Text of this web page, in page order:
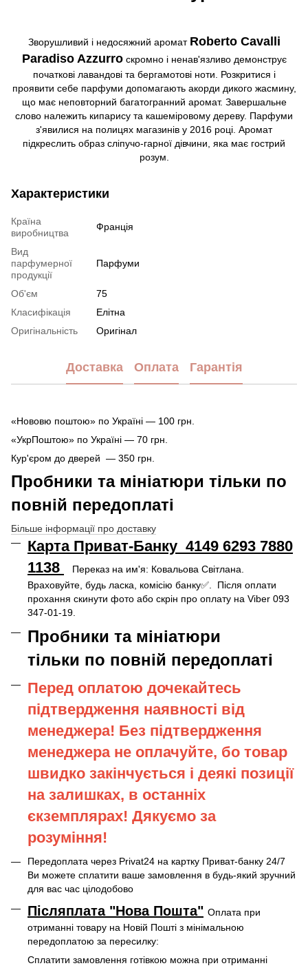
Зворушливий і недосяжний аромат Roberto Cavalli
Paradiso Azzurroскромно і ненав'язливо демонструє
початкові лавандові та бергамотові ноти. Розкритися і
проявити себе парфуми допомагають акорди дикого жасмину,
що має неповторний багатогранний аромат. Завершальне
слово належить кипарису та кашеміровому дереву. Парфуми
з'явилися на полицях магазинів у 2016 році. Аромат
підкреслить образ сліпучо-гарної дівчини, яка має гострий
розум.
Характеристики
Країна
виробництва
Франція
Вид
парфумерної
продукції
Парфуми
Об'єм
75
Класифікація
Елітна
Оригінальність
Оригінал
Доставка Оплата Гарантія
«Нововю поштою» по Україні — 100 грн.
«УкрПоштою» по Україні — 70 грн.
Кур'єром до дверей — 350 грн.
Пробники та мініатюри тільки по
повній передоплаті
Більше інформації про доставку
Карта Приват-Банку 4149 6293 7880
1138
Переказ на им'я: Ковальова Світлана.
Враховуйте, будь ласка, комісію банку✅. Після оплати
прохання скинути фото або скрін про оплату на Viber 093
347-01-19.
Пробники та мініатюри
тільки по повній передоплаті
Перед оплатою дочекайтесь
підтвердження наявності від
менеджера! Без підтвердження
менеджера не оплачуйте, бо товар
швидко закінчується і деякі позиції
на залишках, в останніх
єкземплярах! Дякуємо за
розуміння!
Передоплата через Privat24 на картку Приват-банку 24/7
Ви можете сплатити ваше замовлення в будь-який зручний
для вас час цілодобово
Післяплата "Нова Пошта" Оплата при
отриманні товару на Новій Пошті з мінімальною
передоплатою за пересилку:
Сплатити замовлення готівкою можна при отриманні